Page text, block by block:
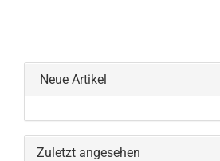
Neue Artikel
Zuletzt angesehen